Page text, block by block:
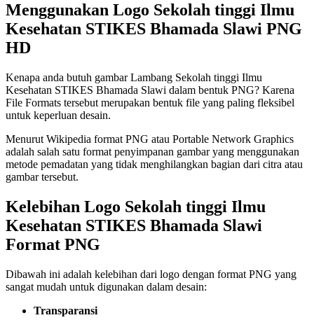
Menggunakan Logo Sekolah tinggi Ilmu
Kesehatan STIKES Bhamada Slawi PNG
HD
Kenapa anda butuh gambar Lambang Sekolah tinggi Ilmu
Kesehatan STIKES Bhamada Slawi dalam bentuk PNG? Karena
File Formats tersebut merupakan bentuk file yang paling fleksibel
untuk keperluan desain.
Menurut Wikipedia format PNG atau Portable Network Graphics
adalah salah satu format penyimpanan gambar yang menggunakan
metode pemadatan yang tidak menghilangkan bagian dari citra atau
gambar tersebut.
Kelebihan Logo Sekolah tinggi Ilmu
Kesehatan STIKES Bhamada Slawi
Format PNG
Dibawah ini adalah kelebihan dari logo dengan format PNG yang
sangat mudah untuk digunakan dalam desain:
Transparansi